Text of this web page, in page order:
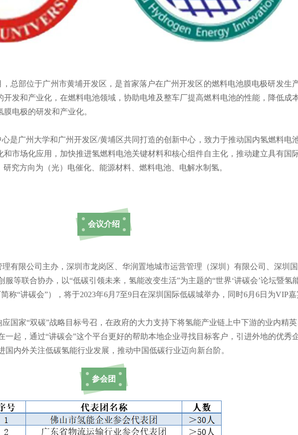
总部位于广州市黄埔开发区，是首家落户在广州开发区的燃料电池膜电极研发生
开发和产业化，在燃料电池领域，协助电堆及整车厂提高燃料电池的性能，降低成
电极的研发和产业化。
广州大学和广州开发区/黄埔区共同打造的创新中心，致力于推动国内氢燃料电
市场化应用，加快推进氢燃料电池关键材料和核心组件自主化，推动建立具有国
究方向为（光）电催化、能源材料、燃料电池、电解水制氢。
会议介绍
有限公司主办，深圳市龙岗区、华润置地城市运营管理（深圳）有限公司、深圳
服等联合协办，以“低碳引领未来，氢能改变生活”为主题的“世界‘讲碳会’论坛暨氢
称“讲碳会”），将于2023年6月7至9日在深圳国际低碳城举办，同时6月6日为VIP
家“双碳”战略目标号召，在政府的大力支持下将氢能产业链上中下游的业内精英
一起，通过“讲碳会”这个平台更好的帮助本地企业寻找目标客户，引进外地的优秀
国内外关注低碳氢能行业发展，推动中国低碳行业迈向新台阶。
参会团